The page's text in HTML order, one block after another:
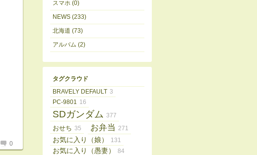
0
スマホ (0)
NEWS (233)
北海道 (73)
アルバム (2)
タグクラウド
BRAVELY DEFAULT 3
PC-9801 16
SDガンダム 377
おせち 35 お弁当 271
お気に入り（娘） 131
お気に入り（愚妻） 84